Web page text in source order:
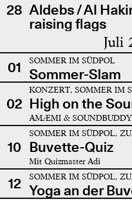
28 Aldebs / Al
raising flags
Juli
01 SOMMER IM SÜDPOL
Sommer-Slam
02
KONZERT, SOMMER IM
High on the
AMÆMI & SOUNDBUDDY
10
SOMMER IM SÜDPOL,
Buvette-Quiz
Mit Quizmaster Adi
12 SOMMER IM SÜDPOL,
Yoga an der